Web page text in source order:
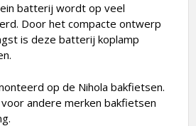
batterij wordt op veel
Door het compacte ontwerp
is deze batterij koplamp
op de Nihola bakfietsen.
andere merken bakfietsen